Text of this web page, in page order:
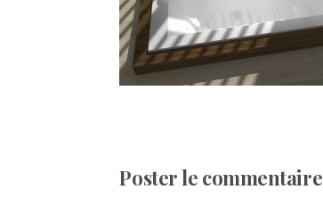
Poster le commentaire